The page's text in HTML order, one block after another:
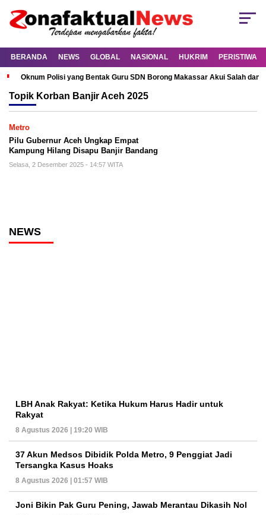
BERANDA NEWS GLOBAL NASIONAL HUKRIM PERISTIWA
Oknum Polisi yang Bentak Guru SDN Borong Makassar Akui Salah dan
Topik Korban Banjir Aceh 2025
Metro
Pilu Gubernur Aceh Ungkap Empat
Kampung Hilang Disapu Banjir Bandang
Selasa, 2 Desember 2025 - 14:57 WITA
NEWS
LBH Anak Rakyat: Ketika Hukum Harus Hadir untuk
Rakyat
8 Agustus 2026 | 19:20 WIB
37 Akun Medsos Dibidik Polda Metro, 9 Penggiat Jadi
Tersangka Kasus Hoaks
8 Agustus 2026 | 01:57 WIB
Joni Bikin Pak Guru Pening, Jawab Merantau Dikasih Nol